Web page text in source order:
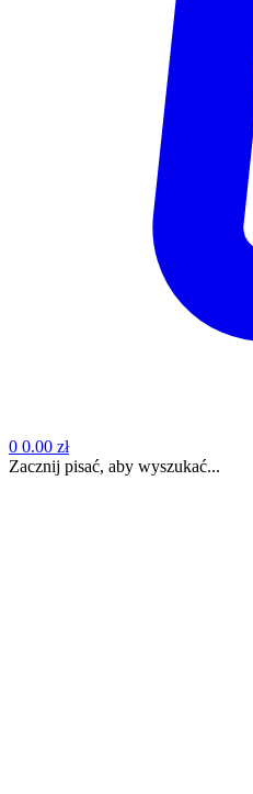
0 0.00 zł
Zacznij pisać, aby wyszukać...